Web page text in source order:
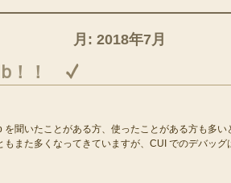
月: 2018年7月
！！
を聞いたことがある方、使ったことがある方も多
もまた多くなってきていますが、CUI でのデバッグ